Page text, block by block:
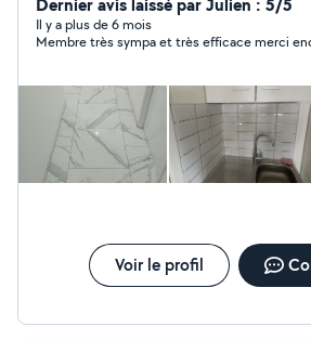
Il y a plus de 6 mois
Membre très sympa et très efficace merci
Voir le profil